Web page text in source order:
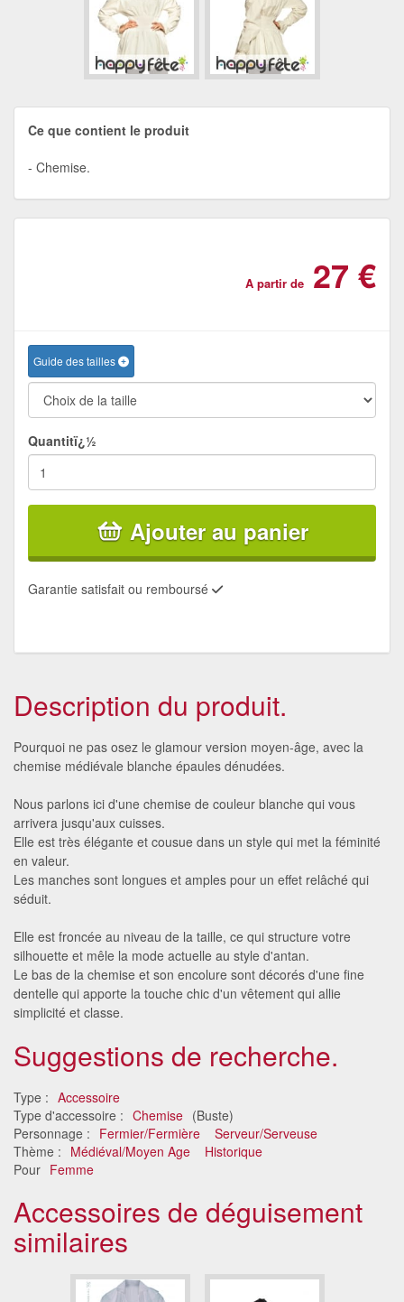
Ce que contient le produit
Chemise.
A partir de 27 €
Guide des tailles
Quantitï¿½
Ajouter au panier
Garantie satisfait ou remboursé
Description du produit.
Pourquoi ne pas osez le glamour version moyen-âge, avec la
chemise médiévale blanche épaules dénudées.
Nous parlons ici d'une chemise de couleur blanche qui vous
arrivera jusqu'aux cuisses.
Elle est très élégante et cousue dans un style qui met la féminité
en valeur.
Les manches sont longues et amples pour un effet relâché qui
séduit.
Elle est froncée au niveau de la taille, ce qui structure votre
silhouette et mêle la mode actuelle au style d'antan.
Le bas de la chemise et son encolure sont décorés d'une fine
dentelle qui apporte la touche chic d'un vêtement qui allie
simplicité et classe.
Suggestions de recherche.
Type : Accessoire
Type d'accessoire : Chemise (Buste)
Personnage : Fermier/Fermière
Serveur/Serveuse
Thème : Médiéval/Moyen Age
Historique
Pour Femme
Accessoires de déguisement
similaires